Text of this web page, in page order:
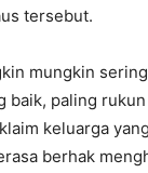
tersebut.
mungkin
baik, paling
keluarga
berhak